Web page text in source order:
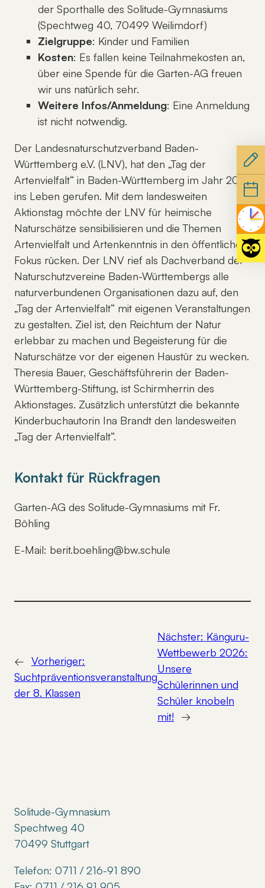
der Sporthalle des Solitude-Gymnasiums
(Spechtweg 40, 70499 Weilimdorf)
Zielgruppe: Kinder und Familien
Kosten: Es fallen keine Teilnahmekosten an,
über eine Spende für die Garten-AG freuen
wir uns natürlich sehr.
Weitere Infos/Anmeldung: Eine Anmeldung
ist nicht notwendig.
Der Landesnaturschutzverband Baden-
Württemberg e.V. (LNV), hat den „Tag der
Artenvielfalt“ in Baden-Württemberg im Jahr 2022
ins Leben gerufen. Mit dem landesweiten
Aktionstag möchte der LNV für heimische
Naturschätze sensibilisieren und die Themen
Artenvielfalt und Artenkenntnis in den öffentlichen
Fokus rücken. Der LNV rief als Dachverband der
Naturschutzvereine Baden-Württembergs alle
naturverbundenen Organisationen dazu auf, den
„Tag der Artenvielfalt“ mit eigenen Veranstaltungen
zu gestalten. Ziel ist, den Reichtum der Natur
erlebbar zu machen und Begeisterung für die
Naturschätze vor der eigenen Haustür zu wecken.
Theresia Bauer, Geschäftsführerin der Baden-
Württemberg-Stiftung, ist Schirmherrin des
Aktionstages. Zusätzlich unterstützt die bekannte
Kinderbuchautorin Ina Brandt den landesweiten
„Tag der Artenvielfalt“.
Kontakt für Rückfragen
Garten-AG des Solitude-Gymnasiums mit Fr.
Böhling
E-Mail: berit.boehling@bw.schule
← Vorheriger:
Suchtpräventionsveranstaltung
der 8. Klassen
Nächster: Känguru-
Wettbewerb 2026:
Unsere
Schülerinnen und
Schüler knobeln
mit!
→
Solitude-Gymnasium
Spechtweg 40
70499 Stuttgart
Telefon: 0711 / 216-91 890